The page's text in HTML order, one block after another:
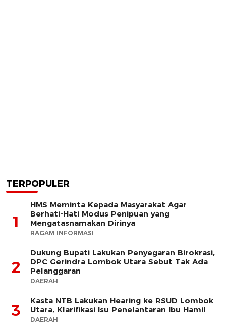
TERPOPULER
1
HMS Meminta Kepada Masyarakat Agar
Berhati-Hati Modus Penipuan yang
Mengatasnamakan Dirinya
RAGAM INFORMASI
2
Dukung Bupati Lakukan Penyegaran Birokrasi,
DPC Gerindra Lombok Utara Sebut Tak Ada
Pelanggaran
DAERAH
3
Kasta NTB Lakukan Hearing ke RSUD Lombok
Utara, Klarifikasi Isu Penelantaran Ibu Hamil
DAERAH